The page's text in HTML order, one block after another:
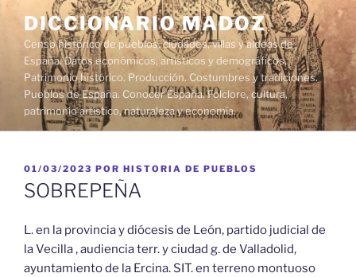
contenido
DICCIONARIO MADOZ
Censo histórico de pueblos, ciudades, villas y aldeas de
España. Datos económicos, artísticos y demográficos.
Patrimonio histórico. Producción. Costumbres y tradiciones.
Pueblos de España. Conocer España. Folclore, cultura,
patrimonio artístico, naturaleza y economía.
PUBLICADO
EL
01/03/2023 POR HISTORIA DE PUEBLOS
SOBREPEÑA
L. en la provincia y diócesis de León, partido judicial de
la Vecilla , audiencia terr. y ciudad g. de Valladolid,
ayuntamiento de la Ercina. SIT. en terreno montuoso